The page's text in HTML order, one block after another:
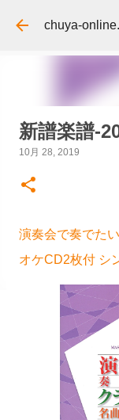
スキッ
chuya-
新譜楽譜-
10月 28, 2019
演奏会で奏でた
オケCD2枚付 シ